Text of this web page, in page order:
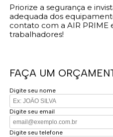
Priorize a segurança e
adequada dos
contato com a AIR PRIME
trabalhadores!
FAÇA UM
Digite seu nome
Digite seu email
Digite seu telefone